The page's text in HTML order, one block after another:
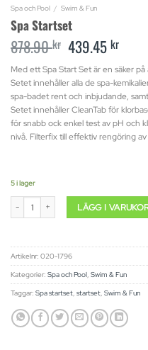
Spa och Pool / Swim & Fun
Spa Startset
878.90kr Original
price
was:
878.90 kr.
439.45kr
is:
Med ett Spa Start Set är en säker
Setet innehåller alla de spa-
spa-badet rent och inbjudande,
Setet innehåller CleanTab för
för snabb ock enkel test av pH och
nivå. Filterfix till effektiv rengöring
5 i lager
LÄGG I
Artikelnr: 020-1796
Kategorier: Spa och Pool, Swim & Fun
Taggar: Spa startset, startset, Swim & Fun